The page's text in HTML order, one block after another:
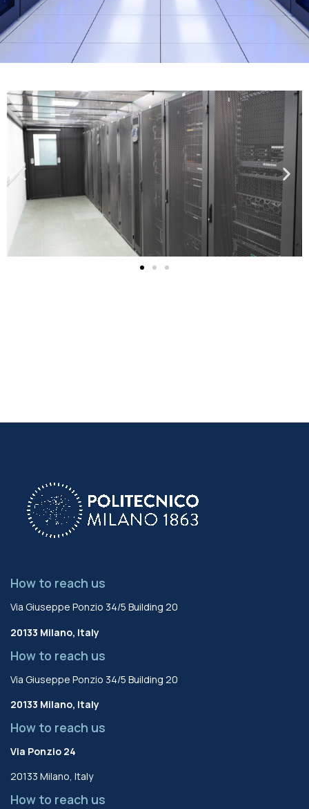
How to reach us
Via Giuseppe Ponzio 34/5 Building 20
20133 Milano, Italy
How to reach us
Via Giuseppe Ponzio 34/5 Building 20
20133 Milano, Italy
How to reach us
Via Ponzio 24
20133 Milano, Italy
How to reach us